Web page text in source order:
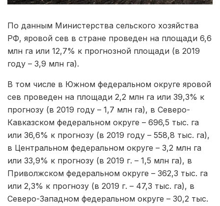
По данным Министерства сельского хозяйства
РФ, яровой сев в стране проведен на площади 6,6
млн га или 12,7% к прогнозной площади (в 2019
году – 3,9 млн га).
В том числе в Южном федеральном округе яровой
сев проведен на площади 2,2 млн га или 39,3% к
прогнозу (в 2019 году – 1,7 млн га), в Северо-
Кавказском федеральном округе – 696,5 тыс. га
или 36,6% к прогнозу (в 2019 году – 558,8 тыс. га),
в Центральном федеральном округе – 3,2 млн га
или 33,9% к прогнозу (в 2019 г. – 1,5 млн га), в
Приволжском федеральном округе – 362,3 тыс. га
или 2,3% к прогнозу (в 2019 г. – 47,3 тыс. га), в
Северо-Западном федеральном округе – 30,2 тыс.